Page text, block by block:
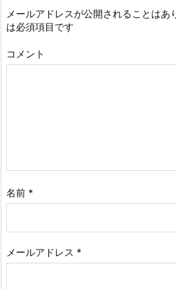
メールアドレスが公開されることはあ
は必須項目です
コメント
名前 *
メールアドレス *